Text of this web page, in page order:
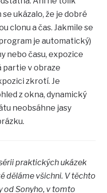
ukázalo, že je dobré
clonu a čas. Jakmile se
je automatický)
nebo času, expozice
partie v obraze
zkrotí. Je
z okna, dynamický
neobsáhne jasy
praktických ukázek
děláme všichni. V těchto
od Sonyho, v tomto